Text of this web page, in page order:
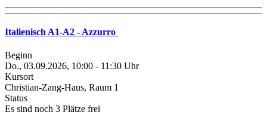
Italienisch A1-A2 - Azzurro
Beginn
Do., 03.09.2026, 10:00 - 11:30 Uhr
Kursort
Christian-Zang-Haus, Raum 1
Status
Es sind noch 3 Plätze frei